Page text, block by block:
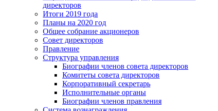
директоров
Итоги 2019 года
Планы на 2020 год
Общее собрание акционеров
Совет директоров
Правление
Структура управления
Биографии членов совета директоров
Комитеты совета директоров
Корпоративный секретарь
Исполнительные органы
Биографии членов правления